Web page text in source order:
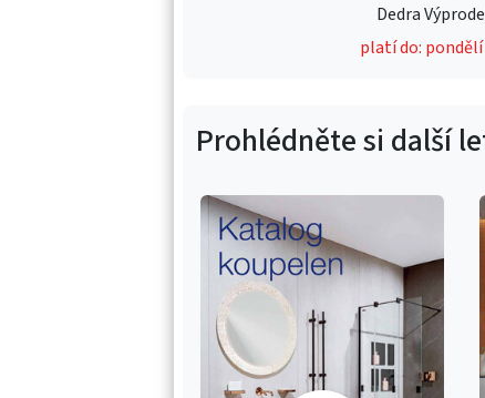
Dedra
platí do: pondělí
Prohlédněte si další